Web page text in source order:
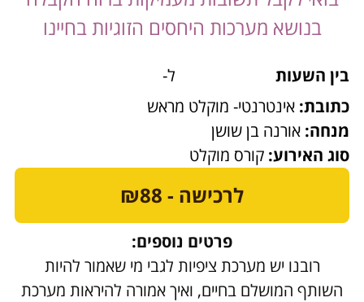
בנושא מערכות היחסים הזוגיות בחיינו
פרטים נוספים:
רובנו יש מערכת ציפיות לגבי מי שאמור להיות
השותף המושלם בחיים, ואיך אמורה להיראות מערכת
בין השעות
ל-
כתובת: אינטרנטי- מוקלט מראש
מנחה: אורנה בן שושן
סוג האירוע: קורס מוקלט
לרכישה - ₪88